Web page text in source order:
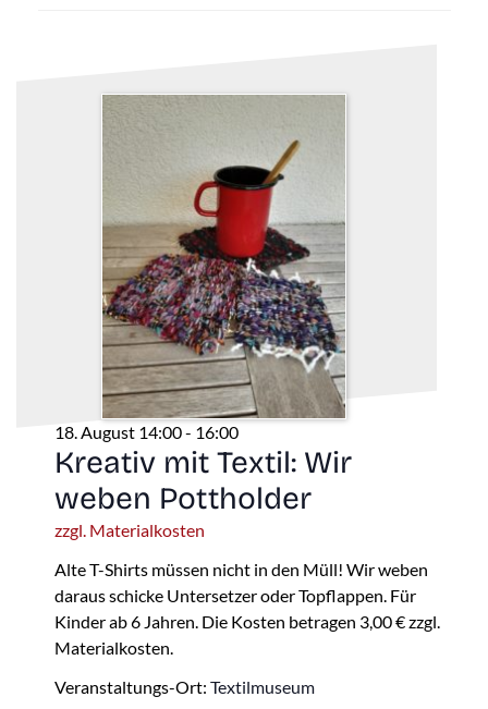
18. August 14:00- 16:00
Kreativ mit Textil: Wir
weben Pottholder
zzgl. Materialkosten
Alte T-Shirts müssen nicht in den Müll! Wir weben
daraus schicke Untersetzer oder Topflappen. Für
Kinder ab 6 Jahren. Die Kosten betragen 3,00 € zzgl.
Materialkosten.
Veranstaltungs-Ort: Textilmuseum